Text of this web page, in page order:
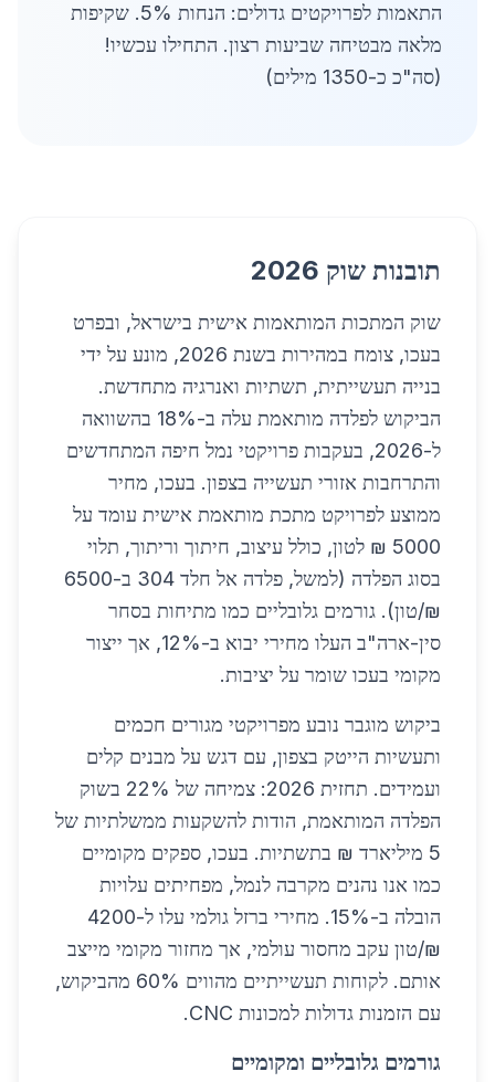
התאמות לפרויקטים גדולים: הנחות 5%. שקיפות
מלאה מבטיחה שביעות רצון. התחילו עכשיו!
(סה"כ כ-1350 מילים)
תובנות שוק 2026
שוק המתכות המותאמות אישית בישראל, ובפרט
בעכו, צומח במהירות בשנת 2026, מונע על ידי
בנייה תעשייתית, תשתיות ואנרגיה מתחדשת.
הביקוש לפלדה מותאמת עלה ב-18% בהשוואה
ל-2026, בעקבות פרויקטי נמל חיפה המתחדשים
והתרחבות אזורי תעשייה בצפון. בעכו, מחיר
ממוצע לפרויקט מתכת מותאמת אישית עומד על
5000 ₪ לטון, כולל עיצוב, חיתוך וריתוך, תלוי
בסוג הפלדה (למשל, פלדה אל חלד 304 ב-6500
₪/טון). גורמים גלובליים כמו מתיחות בסחר
סין-ארה"ב העלו מחירי יבוא ב-12%, אך ייצור
מקומי בעכו שומר על יציבות.
ביקוש מוגבר נובע מפרויקטי מגורים חכמים
ותעשיות הייטק בצפון, עם דגש על מבנים קלים
ועמידים. תחזית 2026: צמיחה של 22% בשוק
הפלדה המותאמת, הודות להשקעות ממשלתיות של
5 מיליארד ₪ בתשתיות. בעכו, ספקים מקומיים
כמו אנו נהנים מקרבה לנמל, מפחיתים עלויות
הובלה ב-15%. מחירי ברזל גולמי עלו ל-4200
₪/טון עקב מחסור עולמי, אך מחזור מקומי מייצב
אותם. לקוחות תעשייתיים מהווים 60% מהביקוש,
עם הזמנות גדולות למכונות CNC.
גורמים גלובליים ומקומיים